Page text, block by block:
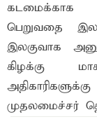
கடமைக்காக
பெறுவதை
இலகுவாக
கிழக்கு
முதலமைச்சர்